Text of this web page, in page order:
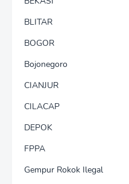
BLITAR
BOGOR
Bojonegoro
CIANJUR
CILACAP
DEPOK
FPPA
Gempur Rokok Ilegal